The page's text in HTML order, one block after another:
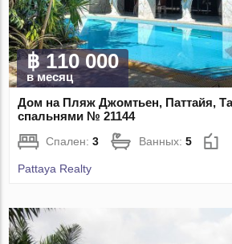
฿ 110 000
в месяц
Дом на Пляж Джомтьен, Паттайя,
спальнями № 21144
Спален:3 Ванных:5
Pattaya Realty